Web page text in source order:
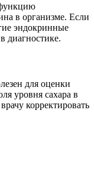
в организме. Если
эндокринные
диагностике.
для оценки
уровня сахара в
корректировать